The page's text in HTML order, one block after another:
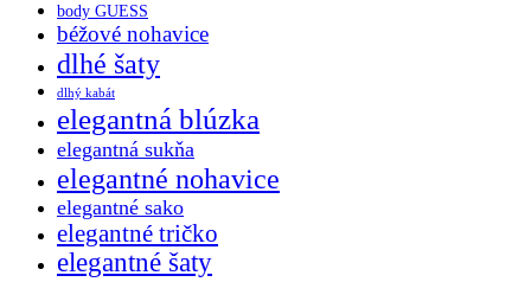
body GUESS
béžové nohavice
dlhé šaty
dlhý kabát
elegantná blúzka
elegantná sukňa
elegantné nohavice
elegantné sako
elegantné tričko
elegantné šaty